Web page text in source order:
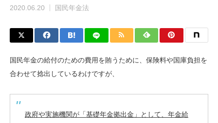
2020.06.20 国民年金法
国民年金の給付のための費用を賄うために、保険料や国庫負担を
合わせて捻出しているわけですが、
政府や実施機関が「基礎年金拠出金」として、年金給